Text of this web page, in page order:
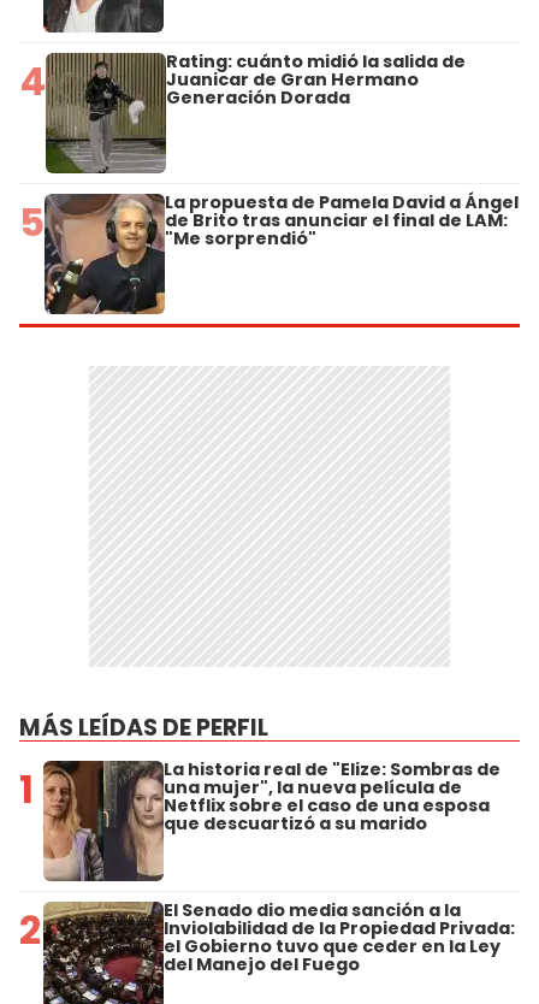
4 Rating: cuánto midió la salida de
Juanicar de Gran Hermano
Generación Dorada
5 La propuesta de Pamela David a Ángel
de Brito tras anunciar el final de LAM:
"Me sorprendió"
MÁS LEÍDAS DE PERFIL
1 La historia real de "Elize: Sombras de
una mujer", la nueva película de
Netflix sobre el caso de una esposa
que descuartizó a su marido
2 El Senado dio media sanción a la
Inviolabilidad de la Propiedad Privada:
el Gobierno tuvo que ceder en la Ley
del Manejo del Fuego